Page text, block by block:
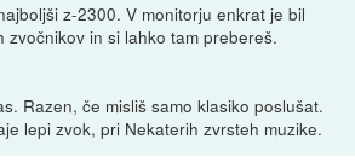
z-2300. V monitorju enkrat je bil
zvočnikov in si lahko tam prebereš.
Razen, če misliš samo klasiko poslušat.
lepi zvok, pri Nekaterih zvrsteh muzike.